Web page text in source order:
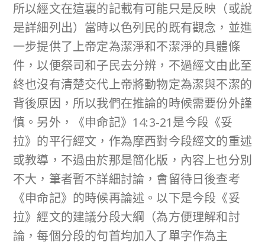
所以經文在這裏的記載有可能只是反映（或說
是詳細列出）當時以色列民的既有觀念，並進
一步提供了上帝定為潔淨和不潔淨的具體條
件，以便祭司和子民去分辨，不過經文由此至
終也沒有清楚交代上帝將動物定為潔與不潔的
背後原因，所以我們在推論的時候需要份外謹
慎。另外，《申命記》14:3-21是今段《妥
拉》的平行經文，作為摩西對今段經文的重述
或教導，不過由於那是簡化版，內容上也分別
不大，筆者暫不詳細討論，會留待日後查考
《申命記》的時候再論述。以下是今段《妥
拉》經文的建議分段大綱（為方便理解和討
論，每個分段的句首均加入了單字作為主